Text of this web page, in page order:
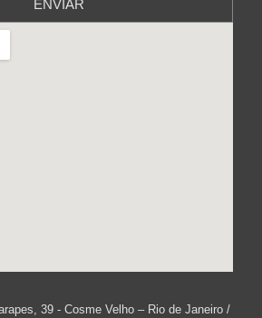
ENVIAR
39 - Cosme Velho – Rio de Janeiro /